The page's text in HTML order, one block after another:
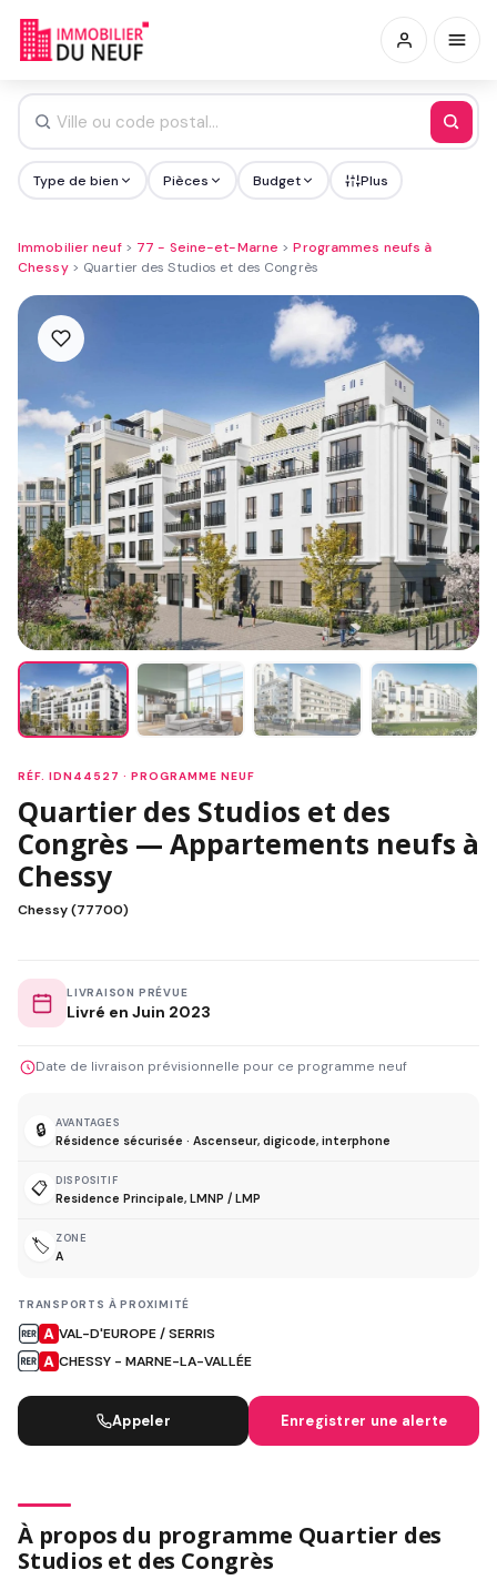
Type de bien Pièces Budget Plus
Immobilier neuf> 77 - Seine-et-Marne >Programmes neufs à
Chessy> Quartier des Studios et des Congrès
RÉF. IDN44527 · PROGRAMME NEUF
Quartier des Studios et des
Congrès — Appartements neufs à
Chessy
Chessy (77700)
LIVRAISON PRÉVUE
Livré en Juin 2023
Date de livraison prévisionnelle pour ce programme neuf
🔒 AVANTAGES
Résidence sécurisée · Ascenseur, digicode, interphone
📋 DISPOSITIF
Residence Principale, LMNP / LMP
🏷️ ZONE
A
TRANSPORTS À PROXIMITÉ
VAL-D'EUROPE / SERRIS
CHESSY - MARNE-LA-VALLÉE
Appeler Enregistrer une alerte
À propos du programme Quartier des
Studios et des Congrès